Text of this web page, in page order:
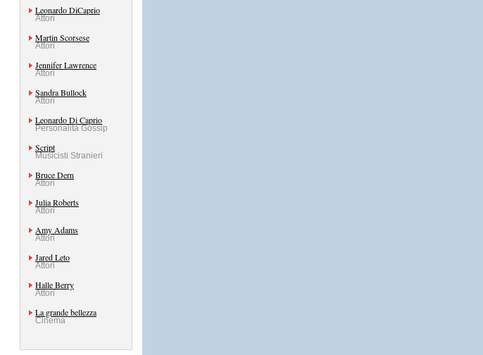
Leonardo DiCaprio
Attori
Martin Scorsese
Attori
Jennifer Lawrence
Attori
Sandra Bullock
Attori
Leonardo Di Caprio
Personalità Gossip
Script
Musicisti Stranieri
Bruce Dern
Attori
Julia Roberts
Attori
Amy Adams
Attori
Jared Leto
Attori
Halle Berry
Attori
La grande bellezza
Cinema